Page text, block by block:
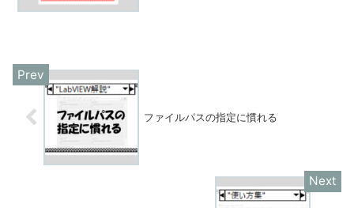
ファイルパスの指定に慣れる